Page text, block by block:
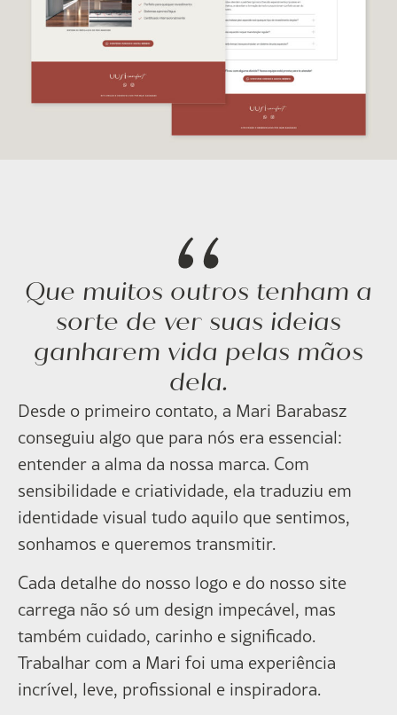
Que muitos outros tenham a
sorte de ver suas ideias
ganharem vida pelas mãos
dela.
Desde o primeiro contato, a Mari Barabasz
conseguiu algo que para nós era essencial:
entender a alma da nossa marca. Com
sensibilidade e criatividade, ela traduziu em
identidade visual tudo aquilo que sentimos,
sonhamos e queremos transmitir.
Cada detalhe do nosso logo e do nosso site
carrega não só um design impecável, mas
também cuidado, carinho e significado.
Trabalhar com a Mari foi uma experiência
incrível, leve, profissional e inspiradora.